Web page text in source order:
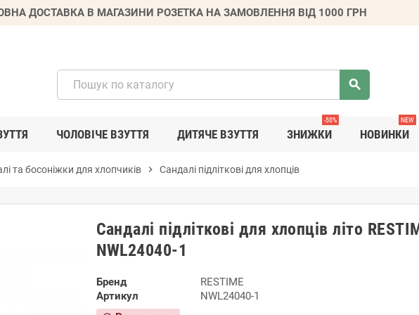
ДОСТАВКА В МАГАЗИНИ РОЗЕТКА НА ЗАМОВЛЕННЯ ВІД 1000 ГРН
search
ЧОЛОВІЧЕ ВЗУТТЯ ДИТЯЧЕ ВЗУТТЯ ЗНИЖКИ
-50%
НОВИНКИ
NEW
та босоніжки для хлопчиків chevron_right Сандалі підліткові для хлопців
Сандалі підліткові для хлопців літо
NWL24040-1
Бренд
RESTIME
Артикул
NWL24040-1